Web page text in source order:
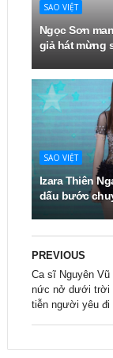
SAO VIỆT
Ngọc Sơn
giả hát mừng
SAO VIỆT
Izara Thiên
dấu bước
PREVIOUS
Ca sĩ Nguyên
nức nở dưới trời
tiễn người yêu đi